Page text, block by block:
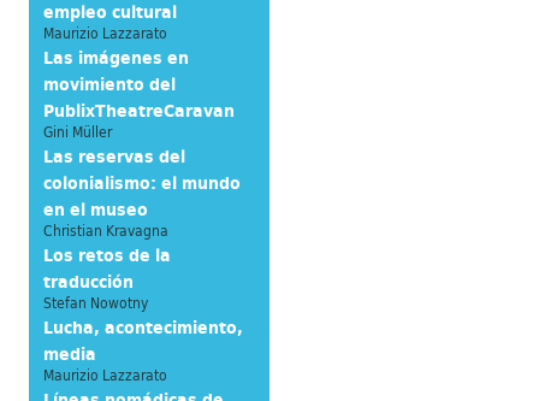
empleo cultural
Maurizio Lazzarato
Las imágenes en
movimiento del
PublixTheatreCaravan
Gini Müller
Las reservas del
colonialismo: el mundo
en el museo
Christian Kravagna
Los retos de la
traducción
Stefan Nowotny
Lucha, acontecimiento,
media
Maurizio Lazzarato